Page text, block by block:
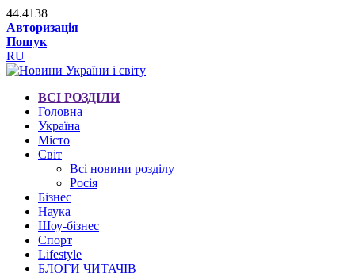
44.4138
Авторизація
Пошук
RU
ВСІ РОЗДІЛИ
Головна
Україна
Місто
Світ
Всі новини розділу
Росія
Бізнес
Наука
Шоу-бізнес
Спорт
Lifestyle
БЛОГИ ЧИТАЧІВ